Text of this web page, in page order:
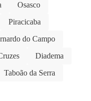
Osasco
Piracicaba
do Campo
Diadema
Taboão da Serra